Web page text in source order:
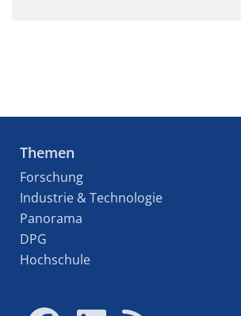
Themen
Forschung
Industrie & Technologie
Panorama
DPG
Hochschule